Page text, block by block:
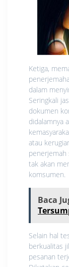
Ketiga,
dalam
Seringkali
dokumen
didalamnya
atau
penerjemah
tak akan
komsumen.
Baca
Selain hal
berkualitas
pesanan